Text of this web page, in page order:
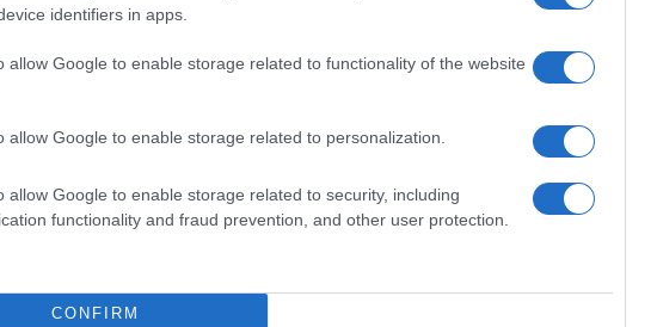
identifiers in apps.
allow Google to enable storage related to functionality of the website
allow Google to enable storage related to personalization.
allow Google to enable storage related to security, including
functionality and fraud prevention, and other user protection.
CONFIRM
di Benoit Blanc, ma non sarà solo. La
come Cailee Spaeny, Josh O’Connor,
combinazione di talenti promette di arricchire
memorabili. Johnson ha confermato che
complessi e intriganti, ognuno con il
come queste diverse personalità